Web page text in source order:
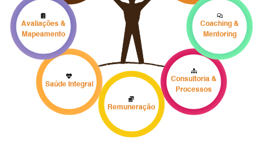
Saúde Integral
Consultoria &
Processos
Avaliações &
Mapeamento
Coaching &
Mentoring
Remuneração